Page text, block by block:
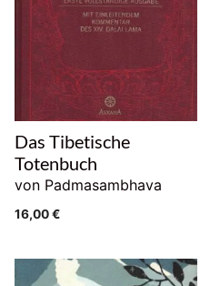
Das Tibetische
Totenbuch
von Padmasambhava
16,00€